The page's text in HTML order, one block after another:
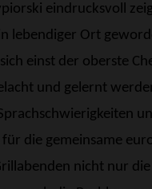
eindrucksvoll
lebendiger Ort
einst der oberste
und gelernt
die gemeinsame
nicht nur